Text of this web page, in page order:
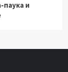
паука и